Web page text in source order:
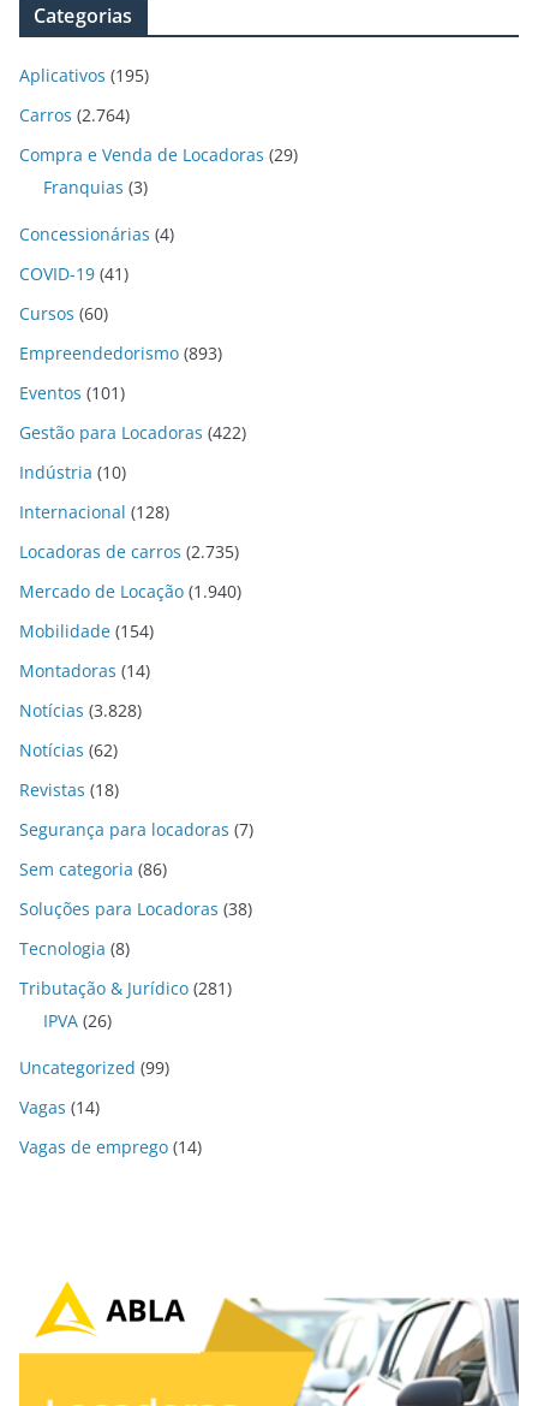
Categorias
Aplicativos (195)
Carros (2.764)
Compra e Venda de Locadoras (29)
Franquias (3)
Concessionárias (4)
COVID-19 (41)
Cursos (60)
Empreendedorismo (893)
Eventos (101)
Gestão para Locadoras (422)
Indústria (10)
Internacional (128)
Locadoras de carros (2.735)
Mercado de Locação (1.940)
Mobilidade (154)
Montadoras (14)
Notícias (3.828)
Notícias (62)
Revistas (18)
Segurança para locadoras (7)
Sem categoria (86)
Soluções para Locadoras (38)
Tecnologia (8)
Tributação & Jurídico (281)
IPVA (26)
Uncategorized (99)
Vagas (14)
Vagas de emprego (14)